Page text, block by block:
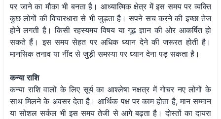
पर जाने का मौका भी बनता है। आध्यात्मिक क्षेत्र में इस समय पर व्यक्ति
कुछ लोगों की विचारधारा से भी जुड़ता है। सपने सच करने की इच्छा तेज
होने लगती है। किसी रहस्यमय विषय या गूढ़ ज्ञान की ओर आकर्षित हो
सकते हैं। इस समय सेहत पर अधिक ध्यान देने की जरूरत होती है।
मानसिक तनाव या नींद से जुड़ी समस्या पर ध्यान देना पड़ सकता है।
कन्या राशि
कन्या राशि वालों के लिए सूर्य का आश्लेषा नक्षत्र में गोचर नए लोगों के
साथ मिलने के अवसर देता है। आर्थिक पक्ष पर काम होता है, मान सम्मान
या सोशल सर्कल भी इस समय तेजी से आगे बढ़ता है। दोस्तों का दायरा